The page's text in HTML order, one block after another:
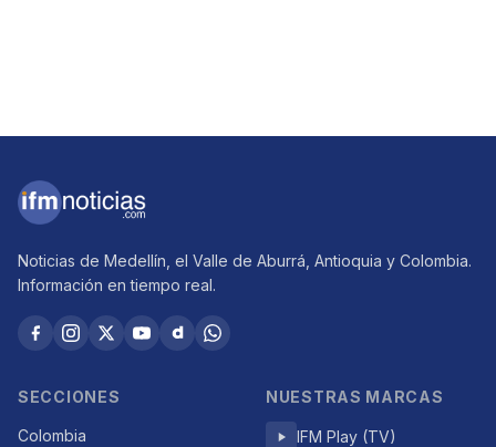
Noticias de Medellín, el Valle de Aburrá, Antioquia y Colombia.
Información en tiempo real.
SECCIONES
Colombia
NUESTRAS MARCAS
IFM Play (TV)